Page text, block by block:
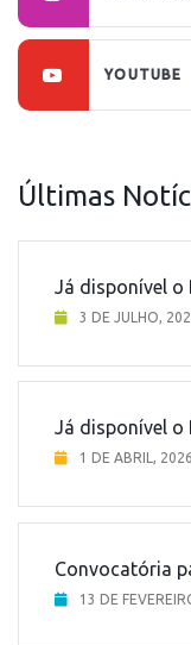
YOUTUBE
Últimas
Já disponível o
3 DE JULHO,
Já disponível o
1 DE ABRIL, 2026
Convocatória
13 DE